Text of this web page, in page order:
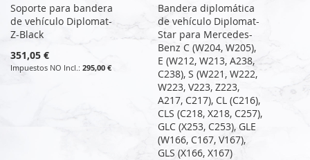
Soporte para bandera
de vehículo Diplomat-
Z-Black
351,05 €
295,00 €
Bandera diplomática
de vehículo Diplomat-
Star para Mercedes-
Benz C (W204, W205),
E (W212, W213, A238,
C238), S (W221, W222,
W223, V223, Z223,
A217, C217), CL (C216),
CLS (C218, X218, C257),
GLC (X253, C253), GLE
(W166, C167, V167),
GLS (X166, X167)